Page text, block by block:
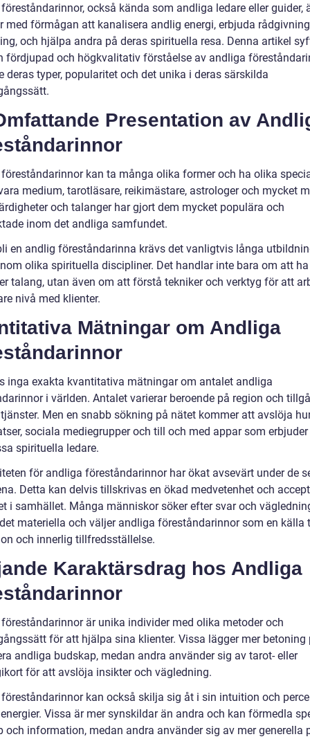
också kända som andliga ledare eller guider,
med förmågan att kanalisera andlig energi, erbjuda
och hjälpa andra på deras spirituella resa. Denna artikel
fördjupad och högkvalitativ förståelse av andliga
deras typer, popularitet och det unika i deras särskilda
Presentation av
kan ta många olika former och ha olika
medium, tarotläsare, reikimästare, astrologer och mycket
och talanger har gjort dem mycket populära och
inom det andliga samfundet.
en andlig föreståndarinna krävs det vanligtvis långa
olika spirituella discipliner. Det handlar inte bara om att
talang, utan även om att förstå tekniker och verktyg för att
nivå med klienter.
Mätningar om Andliga
inga exakta kvantitativa mätningar om antalet andliga
i världen. Antalet varierar beroende på region och
Men en snabb sökning på nätet kommer att avslöja
sociala mediegrupper och till och med appar som
spirituella ledare.
för andliga föreståndarinnor har ökat avsevärt under de
Detta kan delvis tillskrivas en ökad medvetenhet och
i samhället. Många människor söker efter svar och
materiella och väljer andliga föreståndarinnor som en källa
och innerlig tillfredsställelse.
Karaktärsdrag hos Andliga
är unika individer med olika metoder och
för att hjälpa sina klienter. Vissa lägger mer betoning
andliga budskap, medan andra använder sig av tarot- eller
för att avslöja insikter och vägledning.
kan också skilja sig åt i sin intuition och
Vissa är mer synskildar än andra och kan förmedla
och information, medan andra använder sig av mer generella